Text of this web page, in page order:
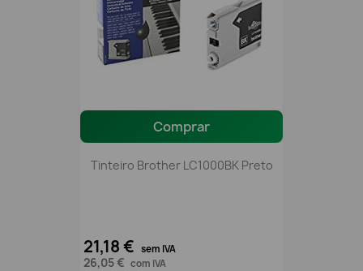
Comprar
Tinteiro Brother LC1000BK Preto
21,18 € sem IVA
26,05 € com IVA